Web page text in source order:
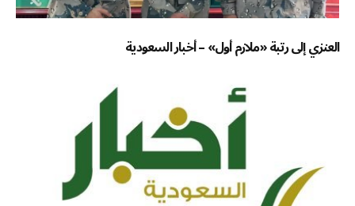
العنزي إلى رتبة «ملازم أول» – أخبار السعودية